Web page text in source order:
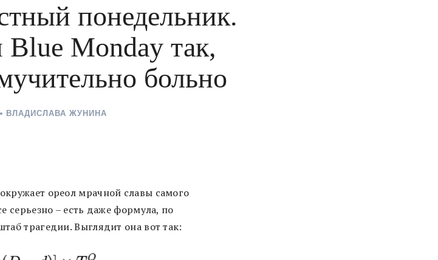
понедельник.
Blue Monday так,
больно
ВЛАДИСЛАВА ЖУНИНА
ореол мрачной славы самого
серьезно – есть даже формула, по
трагедии. Выглядит она вот так: